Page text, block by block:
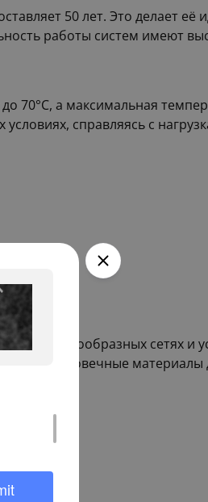
50 лет. Это делает её
работы систем имеют
70°С, а максимальная
справляясь с
в разнообразных сетях и
и долговечные материалы